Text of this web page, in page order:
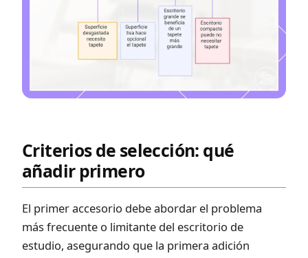
Criterios de selección: qué
añadir primero
El primer accesorio debe abordar el problema
más frecuente o limitante del escritorio de
estudio, asegurando que la primera adición